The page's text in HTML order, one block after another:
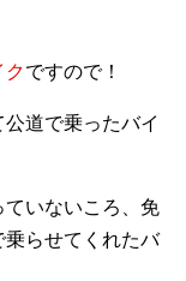
クですので！
道で乗ったバイ
ていないころ、免
らせてくれたバ